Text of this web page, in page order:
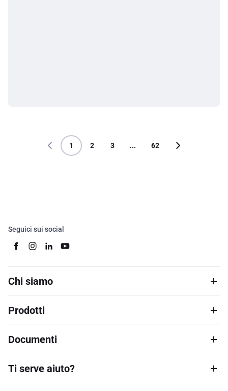
1 2 3 ... 62
Seguici sui social
Chi siamo
Prodotti
Documenti
Ti serve aiuto?